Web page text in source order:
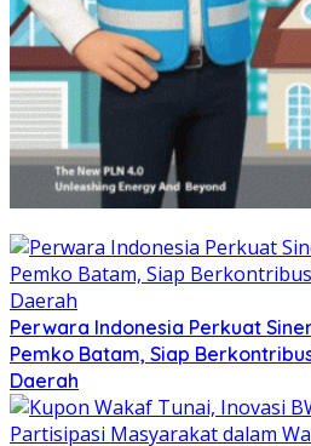
Perwara Indonesia Perkuat
Pemko Batam, Siap
Daerah